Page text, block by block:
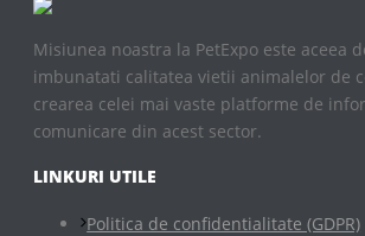
Misiunea noastra la PetExpo este aceea
imbunatati calitatea vietii animalelor de
crearea celei mai vaste platforme de
comunicare din acest sector.
LINKURI UTILE
Politica de confidentialitate (GDPR)